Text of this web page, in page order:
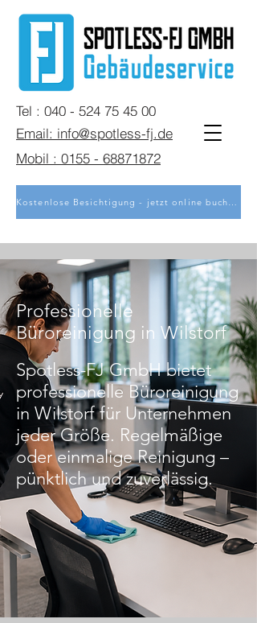
Mobil : 0155 - 68871872
Tel : 040 - 524 75 45 00
Email: info@spotless-fj.de
Kostenlose Besichtigung - jetzt online buchen
Professionelle
Büroreinigung in Wilstorf
Spotless-FJ GmbH bietet
professionelle Büroreinigung
in Wilstorf für Unternehmen
jeder Größe. Regelmäßige
oder einmalige Reinigung –
pünktlich und zuverlässig.